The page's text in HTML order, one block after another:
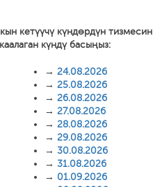
кетүүчү күндөрдүн тизмесин
күндү басыңыз:
→ 24.08.2026
→ 25.08.2026
→ 26.08.2026
→ 27.08.2026
→ 28.08.2026
→ 29.08.2026
→ 30.08.2026
→ 31.08.2026
→ 01.09.2026